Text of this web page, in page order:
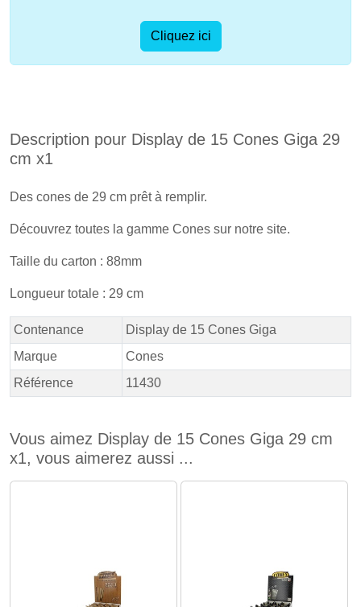
Cliquez ici
Description pour Display de 15 Cones Giga 29
cm x1
Des cones de 29 cm prêt à remplir.
Découvrez toutes la gamme Cones sur notre site.
Taille du carton : 88mm
Longueur totale : 29 cm
Contenance
Display de 15 Cones Giga
Marque
Cones
Référence
11430
Vous aimez Display de 15 Cones Giga 29 cm
x1, vous aimerez aussi ...